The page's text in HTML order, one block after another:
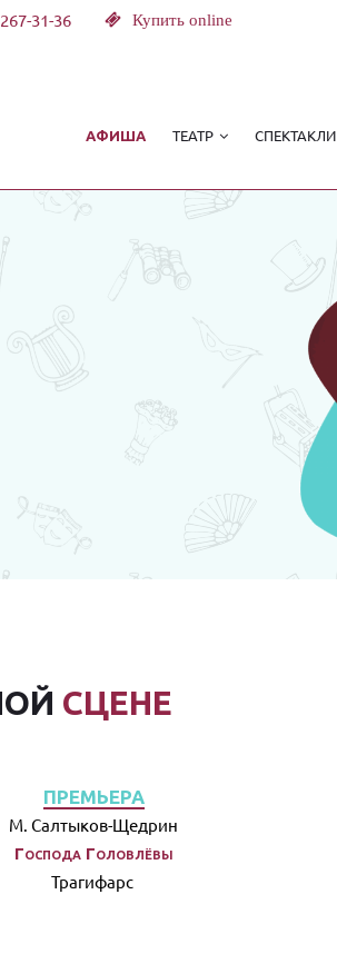
31-36 Купить online
АФИША ТЕАТР СПЕКТАКЛИ
СЦЕНЕ
ПРЕМЬЕРА
М. Салтыков-Щедрин
Господа Головлёвы
Трагифарс